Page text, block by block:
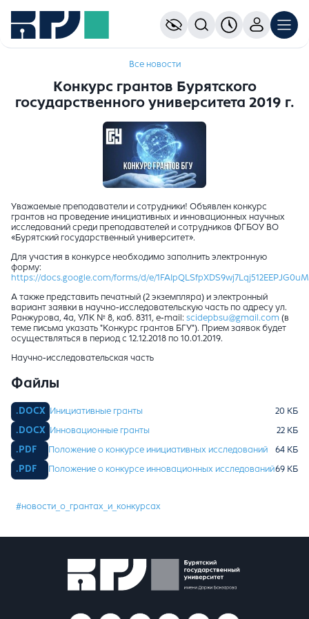
Все новости
Конкурс грантов Бурятского
государственного университета 2019 г.
Уважаемые преподаватели и сотрудники! Объявлен конкурс
грантов на проведение инициативных и инновационных научных
исследований среди преподавателей и сотрудников ФГБОУ ВО
«Бурятский государственный университет».
Для участия в конкурсе необходимо заполнить электронную
форму:
https://docs.google.com/forms/d/e/
А также представить печатный (2 экземпляра) и электронный
вариант заявки в научно-исследовательскую часть по адресу ул.
Ранжурова, 4а, УЛК № 8, каб. 8311, e-mail: scidepbsu@gmail.com (в
теме письма указать "Конкурс грантов БГУ"). Прием заявок будет
осуществляться в период с 12.12.2018 по 10.01.2019.
Научно-исследовательская часть
Файлы
Инициативные гранты
Инновационные гранты
Положение о конкурсе инициативных исследований
Положение о конкурсе инновационных исследований
#новости_о_грантах_и_конкурсах